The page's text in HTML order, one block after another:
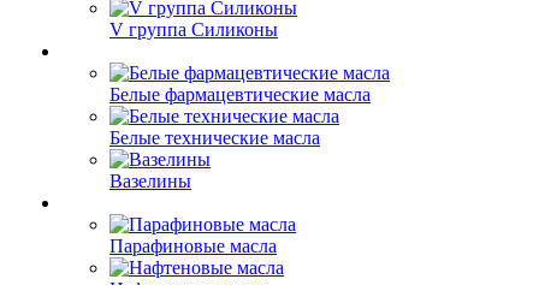
V группа Силиконы
Белые фармацевтические масла
Белые технические масла
Вазелины
Парафиновые масла